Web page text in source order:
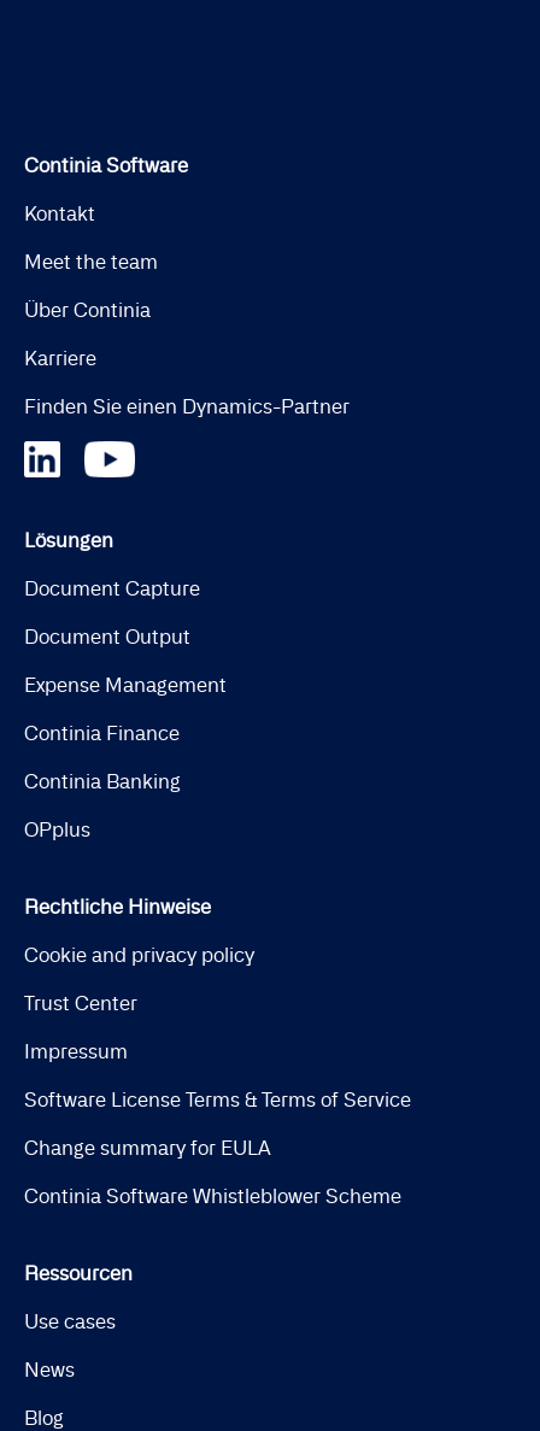
Continia Software
Kontakt
Meet the team
Über Continia
Karriere
Finden Sie einen Dynamics-Partner
Lösungen
Document Capture
Document Output
Expense Management
Continia Finance
Continia Banking
OPplus
Rechtliche Hinweise
Cookie and privacy policy
Trust Center
Impressum
Software License Terms & Terms of Service
Change summary for EULA
Continia Software Whistleblower Scheme
Ressourcen
Use cases
News
Blog